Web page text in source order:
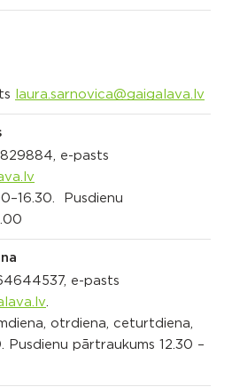
laura.sarnovica@gaigalava.lv
e-pasts
Pusdienu
e-pasts
.
otrdiena, ceturtdiena,
Pusdienu pārtraukums 12.30 –